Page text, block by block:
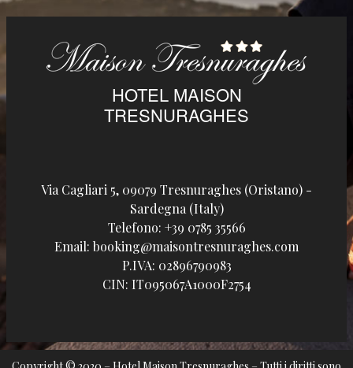
HOTEL MAISON
TRESNURAGHES
Via Cagliari 5, 09079 Tresnuraghes (Oristano) -
Sardegna (Italy)
Telefono: +39 0785 35566
Email: booking@maisontresnuraghes.com
P.IVA: 02896790983
CIN: IT095067A1000F2754